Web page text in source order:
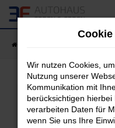
Zum
Hauptinhalt
Fehler:
Beim Laden ist ein
Wir nutzen Cookies,
Nutzung unserer
Kommunikation mit
berücksichtigen
verarbeiten Daten für
wenn Sie uns Ihre